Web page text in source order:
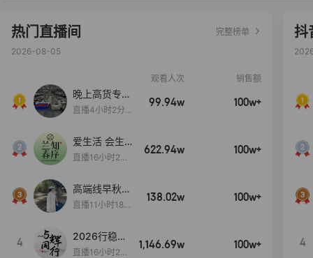
热门直播间
完整榜单
2026-08-05
观看人次 销售额
晚上高货专场
大放漏
直播4小时2分5
99.94w 100w+
爱生活 会生
活
直播16小时24
622.94w 100w+
高端线早秋现
货首发
直播11小时18分
138.02w 100w+
4
2026行稳致
远
直播16小时20
1,146.69w 100w+
抖
4